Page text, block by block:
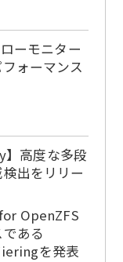
ーモニター
ォーマンス
⾼度な多段
出をリリー
OpenZFS
ある
を発表